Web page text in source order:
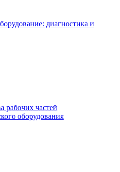
диагностика и
рабочих частей
оборудования